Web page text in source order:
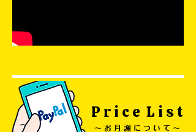
P r i c e L i s t
〜 お 月 謝 に つ い て 〜